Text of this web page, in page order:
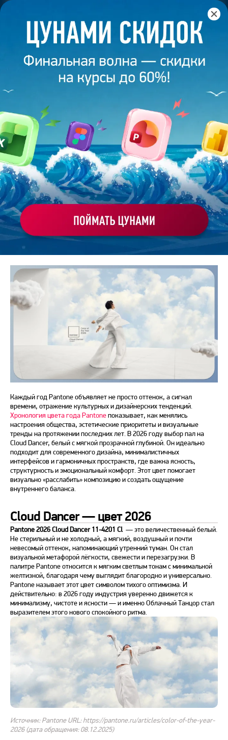
Cloud Dancer: главный цвет 2026 года от
8 декабря 2025 8 минут
CLOUD DANCER: ГЛАВНЫЙ ЦВЕТ 2026
ГОДА ОТ PANTONE
Поделиться
Екатерина Григорьева
Креатор, дизайнер на фрилансе
Каждый год Pantoneобъявляетне просто оттенок, а сигнал
времени, отражение культурных и дизайнерских тенденций.
Хронология цвета года Pantoneпоказывает, как менялись
настроения общества, эстетические приоритеты и визуальные
тренды на протяжении последних лет. В2026году выбор пал на
Cloud Dancer, белый с мягкой прозрачной глубиной. Он идеально
подходит для современного дизайна, минималистичных
интерфейсов и гармоничных пространств, где важна ясность,
структурность и эмоциональный комфорт. Этот цвет помогает
визуально «расслабить» композицию и создать ощущение
внутреннего баланса.
Cloud Dancer — цвет 2026
Pantone 2026 Cloud Dancer 11-4201 Cl — это величественный белый.
Не стерильный и не холодный, а мягкий, воздушный и почти
невесомый оттенок, напоминающий утренний туман. Он стал
визуальной метафорой лёгкости, свежести и перезагрузки. В
палитре Pantone относится к мягким светлым тонам с минимальной
желтизной, благодаря чему выглядит благородно и универсально.
Pantone называет этот цвет символом тихого оптимизма. И
действительно: в 2026году индустрия уверенно движется к
минимализму, чистоте и ясности — и именно Облачный Танцор стал
выразителем этого нового спокойного ритма.
Источник: Pantone URL: https://pantone.ru/articles/color-of-the-year-
2026 (дата обращения: 08.12.2025)